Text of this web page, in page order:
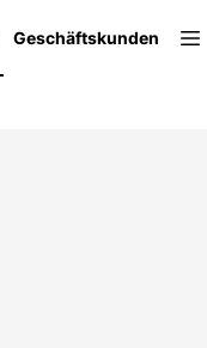
Geschäftskunden